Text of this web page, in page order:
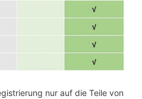
nur auf die Teile von